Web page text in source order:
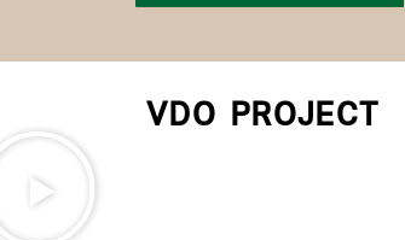
VDO PROJECT